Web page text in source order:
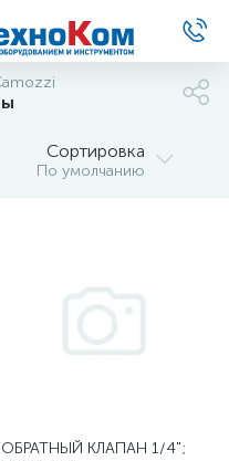
Сортировка
По умолчанию
ОБРАТНЫЙ КЛАПАН 1/4";